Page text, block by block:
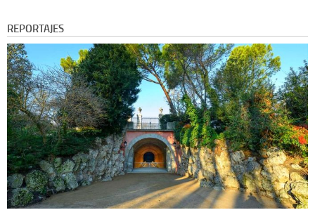
REPORTAJES